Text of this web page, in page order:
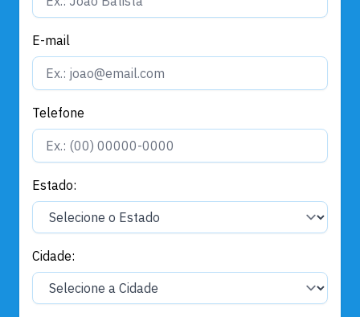
E-mail
Telefone
Estado:
Cidade: